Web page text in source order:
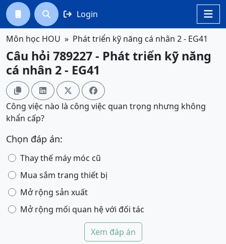

  Login
Môn học HOU Phát triển kỹ năng cá nhân 2 - EG41
Câu hỏi 789227 - Phát triển kỹ năng
cá nhân 2 - EG41
   
Công việc nào là công việc quan trọng nhưng không
khẩn cấp?
Chọn đáp án:
Thay thế máy móc cũ
Mua sắm trang thiết bị
Mở rộng sản xuất
Mở rộng mối quan hệ với đối tác
Xem đáp án